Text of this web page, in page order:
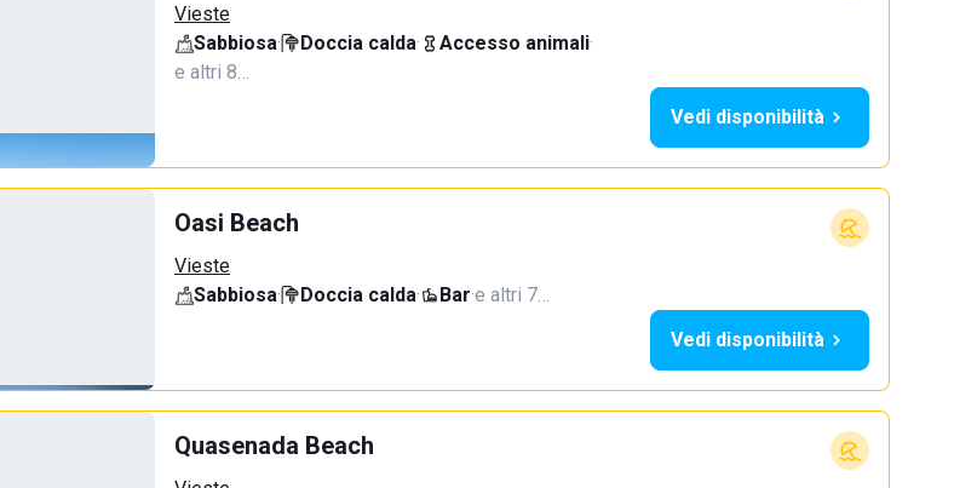
Vieste
Sabbiosa· Doccia calda· Accesso animali·
e altri 8…
Vedi disponibilità
Oasi Beach
Vieste
Sabbiosa· Doccia calda· Bar·e altri 7…
Vedi disponibilità
Quasenada Beach